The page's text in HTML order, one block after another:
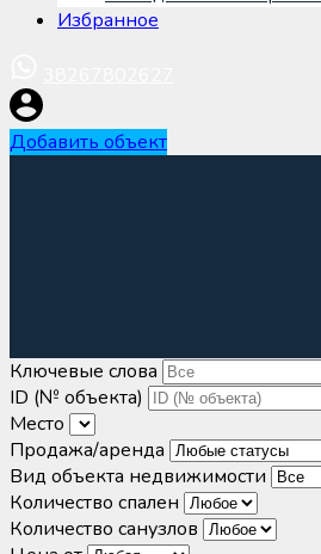
Избранное
Добавить объект
Ключевые слова
ID (№ объекта)
Место
Продажа/аренда
Вид объекта недвижимости
Количество спален
Количество санузлов